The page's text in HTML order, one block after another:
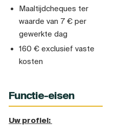
Maaltijdcheques ter
waarde van 7 € per
gewerkte dag
160 € exclusief vaste
kosten
Functie-eisen
Uw profiel: